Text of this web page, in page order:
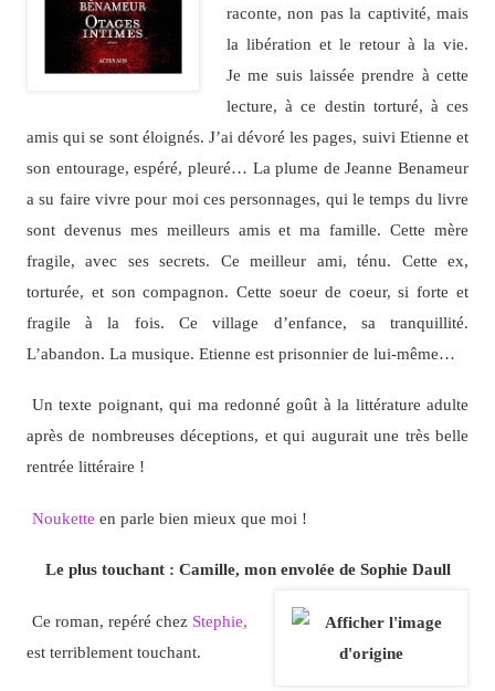
raconte, non pas la captivité, mais
la libération et le retour à la vie.
Je me suis laissée prendre à cette
lecture, à ce destin torturé, à ces
amis qui se sont éloignés. J’ai dévoré les pages, suivi Etienne et
son entourage, espéré, pleuré… La plume de Jeanne Benameur
a su faire vivre pour moi ces personnages, qui le temps du livre
sont devenus mes meilleurs amis et ma famille. Cette mère
fragile, avec ses secrets. Ce meilleur ami, ténu. Cette ex,
torturée, et son compagnon. Cette soeur de coeur, si forte et
fragile à la fois. Ce village d’enfance, sa tranquillité.
L’abandon. La musique. Etienne est prisonnier de lui-même…
Un texte poignant, qui ma redonné goût à la littérature adulte
après de nombreuses déceptions, et qui augurait une très belle
rentrée littéraire !
Noukette en parle bien mieux que moi !
Le plus touchant : Camille, mon envolée de Sophie Daull
Ce roman, repéré chez Stephie,
est terriblement touchant.